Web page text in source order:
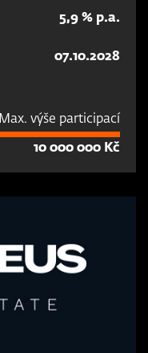
5,9 % p.a.
07.10.2028
Max. výše participací
10 000 000 Kč